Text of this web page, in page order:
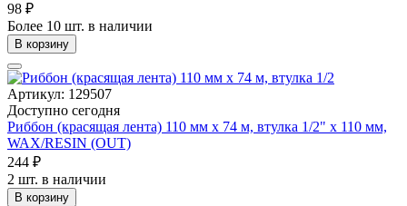
98 ₽
Более 10 шт. в наличии
В корзину
Артикул: 129507
Доступно сегодня
Риббон (красящая лента) 110 мм х 74 м, втулка 1/2" x 110 мм,
WAX/RESIN (OUT)
244 ₽
2 шт. в наличии
В корзину